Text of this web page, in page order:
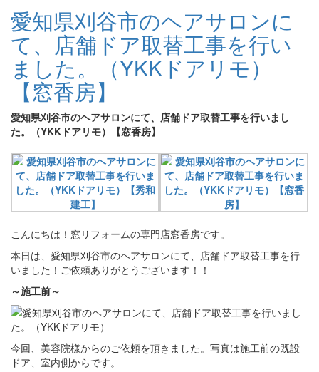
愛知県刈谷市のヘアサロンに
て、店舗ドア取替工事を行い
ました。（YKKドアリモ）
【窓香房】
愛知県刈谷市のヘアサロンにて、店舗ドア取替工事を行いまし
た。（YKKドアリモ）【窓香房】
こんにちは！窓リフォームの専門店窓香房です。
本日は、愛知県刈谷市のヘアサロンにて、店舗ドア取替工事を行
いました！ご依頼ありがとうございます！！
～施工前～
今回、美容院様からのご依頼を頂きました。写真は施工前の既設
ドア、室内側からです。